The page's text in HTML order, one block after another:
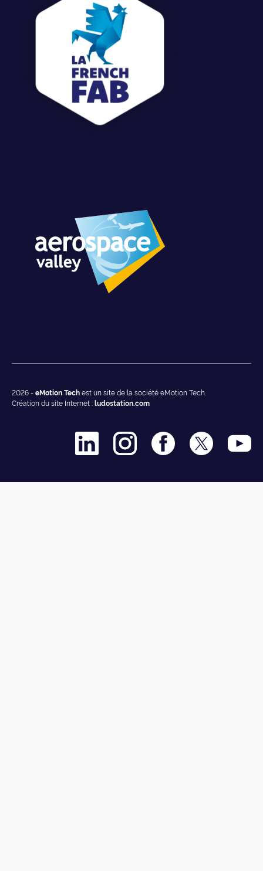
2026 -eMotion Techest un site de la société eMotion Tech.
Création du site Internet :ludostation.com